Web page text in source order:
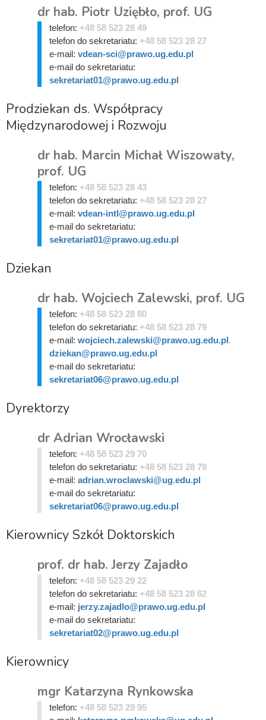
dr hab. Piotr Uziębło, prof. UG
telefon: +48 58 523 28 49
telefon do sekretariatu: +48 58 523 28 27
e-mail: vdean-sci@prawo.ug.edu.pl
e-mail do sekretariatu:
sekretariat01@prawo.ug.edu.pl
Prodziekan ds. Współpracy
Międzynarodowej i Rozwoju
dr hab. Marcin Michał Wiszowaty,
prof. UG
telefon: +48 58 523 28 43
telefon do sekretariatu: +48 58 523 28 27
e-mail: vdean-intl@prawo.ug.edu.pl
e-mail do sekretariatu:
sekretariat01@prawo.ug.edu.pl
Dziekan
dr hab. Wojciech Zalewski, prof. UG
telefon: +48 58 523 28 80
telefon do sekretariatu: +48 58 523 28 79
e-mail: wojciech.zalewski@prawo.ug.edu.pl,
dziekan@prawo.ug.edu.pl
e-mail do sekretariatu:
sekretariat06@prawo.ug.edu.pl
Dyrektorzy
dr Adrian Wrocławski
telefon: +48 58 523 29 70
telefon do sekretariatu: +48 58 523 28 79
e-mail: adrian.wroclawski@ug.edu.pl
e-mail do sekretariatu:
sekretariat06@prawo.ug.edu.pl
Kierownicy Szkół Doktorskich
prof. dr hab. Jerzy Zajadło
telefon: +48 58 523 29 22
telefon do sekretariatu: +48 58 523 28 62
e-mail: jerzy.zajadlo@prawo.ug.edu.pl
e-mail do sekretariatu:
sekretariat02@prawo.ug.edu.pl
Kierownicy
mgr Katarzyna Rynkowska
telefon: +48 58 523 29 95